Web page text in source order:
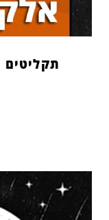
תקליטים